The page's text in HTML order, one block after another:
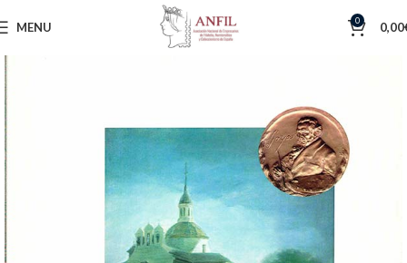
MENU 0 0,00